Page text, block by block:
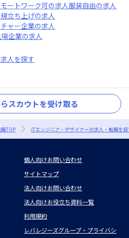
モートワーク可の求人服装自由の求人
立ち上げの求人
ャー企業の求人
企業の求人
人を探す
スカウトを受け取る
TOP ITエンジニア・デザイナーの求人・転職を
個人向けお問い合わせ
サイトマップ
法人向けお問い合わせ
法人向けお役立ち資料一覧
利用規約
レバレジーズグループ・プライバシ